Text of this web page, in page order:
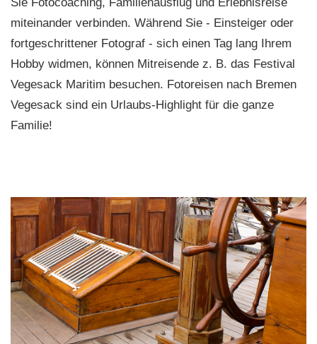
miteinander verbinden. Während Sie - Einsteiger oder
fortgeschrittener Fotograf - sich einen Tag lang Ihrem
Hobby widmen, können Mitreisende z. B. das Festival
Vegesack Maritim besuchen. Fotoreisen nach Bremen
Vegesack sind ein Urlaubs-Highlight für die ganze
Familie!